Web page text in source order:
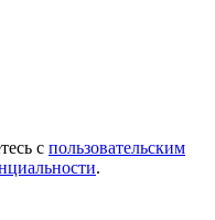
с пользовательским
.